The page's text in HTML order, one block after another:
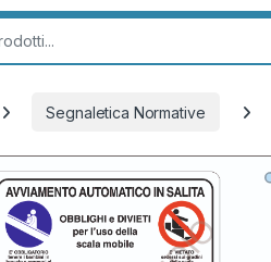
Segnaletica Normative